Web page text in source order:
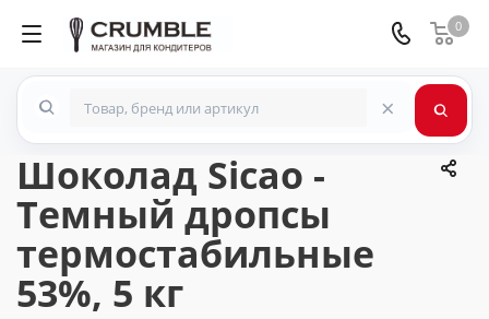
0
×
Шоколад Sicao -
Темный дропсы
термостабильные
53%, 5 кг